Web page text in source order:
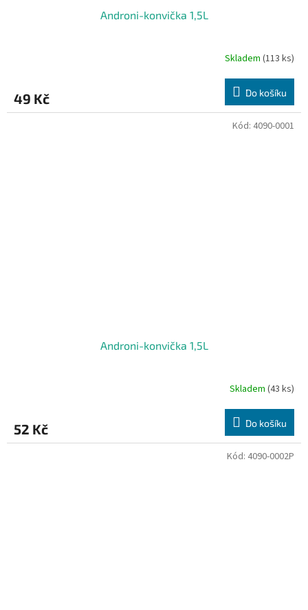
Androni-konvička 1,5L
Skladem (113 ks)
49 Kč Do košíku
Androni-konvička 1,5L
Skladem (43 ks)
52 Kč Do košíku
Kód: 4090-0001
Kód: 4090-0002P